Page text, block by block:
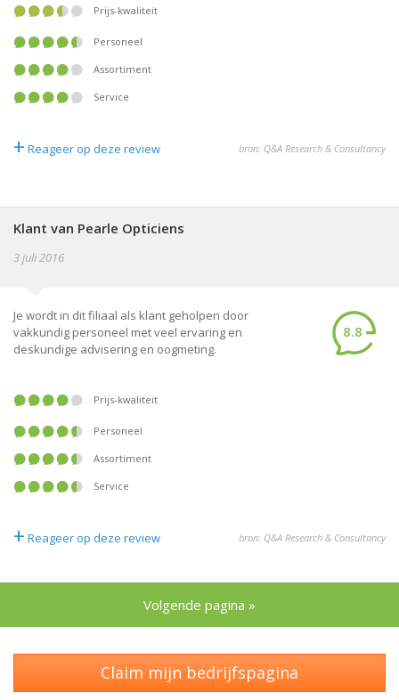
Prijs-kwaliteit
Personeel
Assortiment
Service
+ Reageer op deze review bron: Q&A Research & Consultancy
Klant van Pearle Opticiens
3 juli 2016
Je wordt in dit filiaal als klant geholpen door
vakkundig personeel met veel ervaring en
deskundige advisering en oogmeting.
8.8
Prijs-kwaliteit
Personeel
Assortiment
Service
+ Reageer op deze review bron: Q&A Research & Consultancy
Volgende pagina »
Claim mijn bedrijfspagina